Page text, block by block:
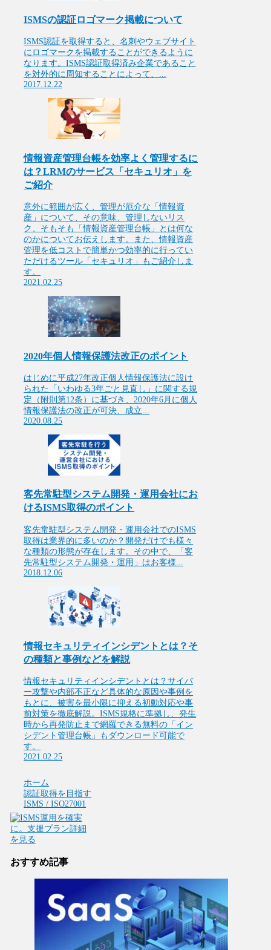
ISMSの認証ロゴマーク掲載について
ISMS認証を取得すると、名刺やウェブサイト
にロゴマークを掲載することができるように
なります。ISMS認証取得済み企業であること
を対外的に周知することによって、...
2017.12.22
情報資産管理台帳を効率よく管理するに
は？LRMのサービス「セキュリオ」を
ご紹介
意外に範囲が広く、管理が厄介な「情報資
産」について、その意味、管理しないリス
ク、そもそも「情報資産管理台帳」とは何な
のかについてお伝えします。また、情報資産
管理を低コストで簡単かつ効率的に行ってい
ただけるツール「セキュリオ」もご紹介しま
す。
2021.02.25
2020年個人情報保護法改正のポイント
はじめに平成27年改正個⼈情報保護法に設け
られた「いわゆる3年ごと⾒直し」に関する規
定（附則第12条）に基づき、2020年6月に個人
情報保護法の改正が可決、成立...
2020.08.25
客先常駐型システム開発・運用会社にお
けるISMS取得のポイント
客先常駐型システム開発・運用会社でのISMS
取得は業界的に多いのか？開発だけでも様々
な種類の形態が存在します。その中で、「客
先常駐型システム開発・運用」はお客様...
2018.12.06
情報セキュリティインシデントとは？そ
の種類と事例などを解説
情報セキュリティインシデントとは？サイバ
ー攻撃や内部不正など具体的な原因や事例を
もとに、被害を最小限に抑える初動対応や事
前対策を徹底解説。ISMS規格に準拠し、発生
時から再発防止まで網羅できる無料の「イン
シデント管理台帳」もダウンロード可能で
す。
2021.02.25
ホーム
認証取得を目指す
ISMS / ISO27001
おすすめ記事